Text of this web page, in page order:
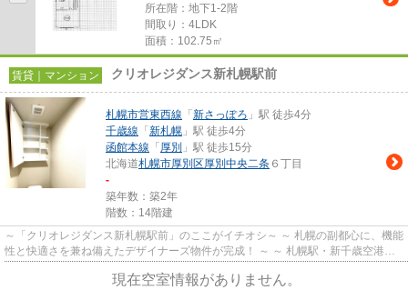
所在階：地下1-2階
間取り：4LDK
面積：102.75㎡
賃貸｜マンション クリオレジダンス新札幌駅前
札幌市営東西線 「 新さっぽろ 」駅 徒歩4分
千歳線 「 新札幌 」駅 徒歩4分
函館本線 「 厚別 」駅 徒歩15分
北海道札幌市厚別区厚別中央二条 ６丁目
-
築年数：築2年
階数：14階建
～「クリオレジダンス新札幌駅前」のここがイチオシ～ ～ 札幌の副都心に、機能
性と快適さを兼ね備えたデザイナーズ物件が完成！ ～ ～ 札幌駅・新千歳空港に
現在空室情報がありません。